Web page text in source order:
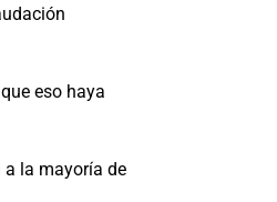
eso haya
a la mayoría de